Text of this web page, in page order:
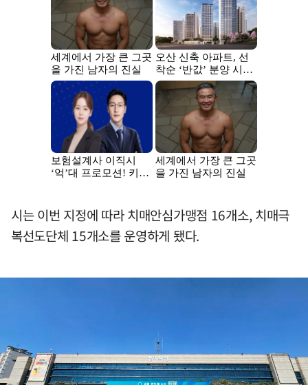
시는 이번 지정에 따라 치매안심가맹점 16개소, 치매극
복선도단체 15개소를 운영하게 됐다.